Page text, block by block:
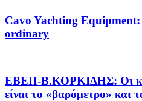
Cavo Yachting
ordinary
EΒΕΠ-Β.ΚΟΡΚΙΔΗΣ: Οι
είναι το «βαρόμετρο» και